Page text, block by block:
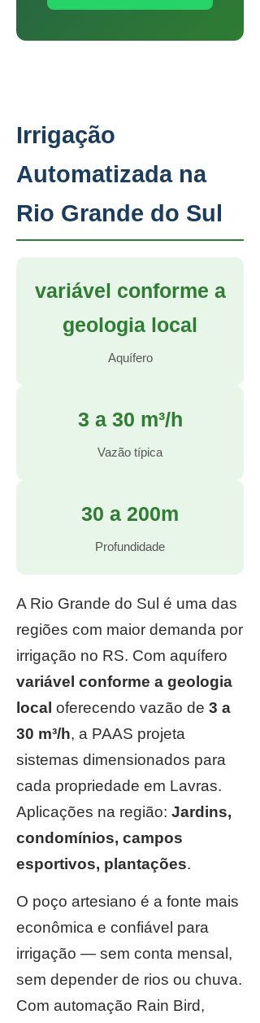
Irrigação
Automatizada na
Rio Grande do Sul
variável conforme a
geologia local
Aquífero
3 a 30 m³/h
Vazão típica
30 a 200m
Profundidade
A Rio Grande do Sul é uma das
regiões com maior demanda por
irrigação no RS. Com aquífero
variável conforme a geologia
local oferecendo vazão de 3 a
30 m³/h, a PAAS projeta
sistemas dimensionados para
cada propriedade em Lavras.
Aplicações na região: Jardins,
condomínios, campos
esportivos, plantações.
O poço artesiano é a fonte mais
econômica e confiável para
irrigação — sem conta mensal,
sem depender de rios ou chuva.
Com automação Rain Bird,